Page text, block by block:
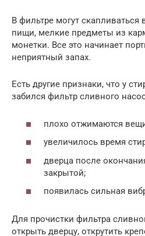
В фильтре могут скапливаться
пищи, мелкие предметы из
монетки. Все это начинает
неприятный запах.
Есть другие признаки, что у
забился фильтр сливного
плохо отжимаются
увеличилось время
дверца после
закрытой;
появилась сильная
Для прочистки фильтра
открыть дверцу, открутить